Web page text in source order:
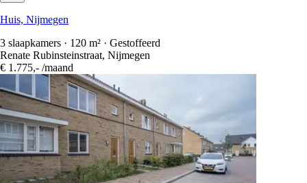
Huis, Nijmegen
3 slaapkamers · 120 m² · Gestoffeerd
Renate Rubinsteinstraat, Nijmegen
€ 1.775,- /maand